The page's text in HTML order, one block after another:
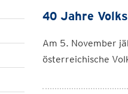
40 Jahre
Am 5. November
österreichische